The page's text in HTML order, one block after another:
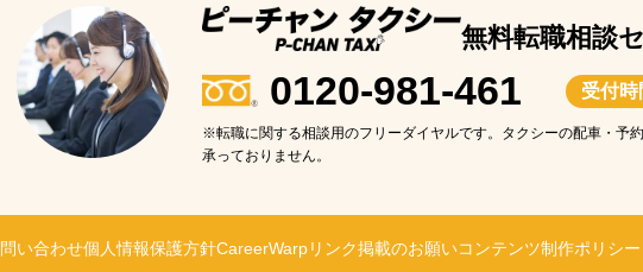
無料転職相談
0120-981-461 受付時
※転職に関する相談用のフリーダイヤルです。タクシーの配車・予
承っておりません。
い合わせ個人情報保護方針CareerWarpリンク掲載のお願いコンテンツ制作ポリシー